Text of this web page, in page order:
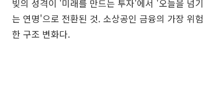
빚의 성격이 '미래를 만드는 투자'에서 '오늘을 넘기
는 연명'으로 전환된 것. 소상공인 금융의 가장 위험
한 구조 변화다.